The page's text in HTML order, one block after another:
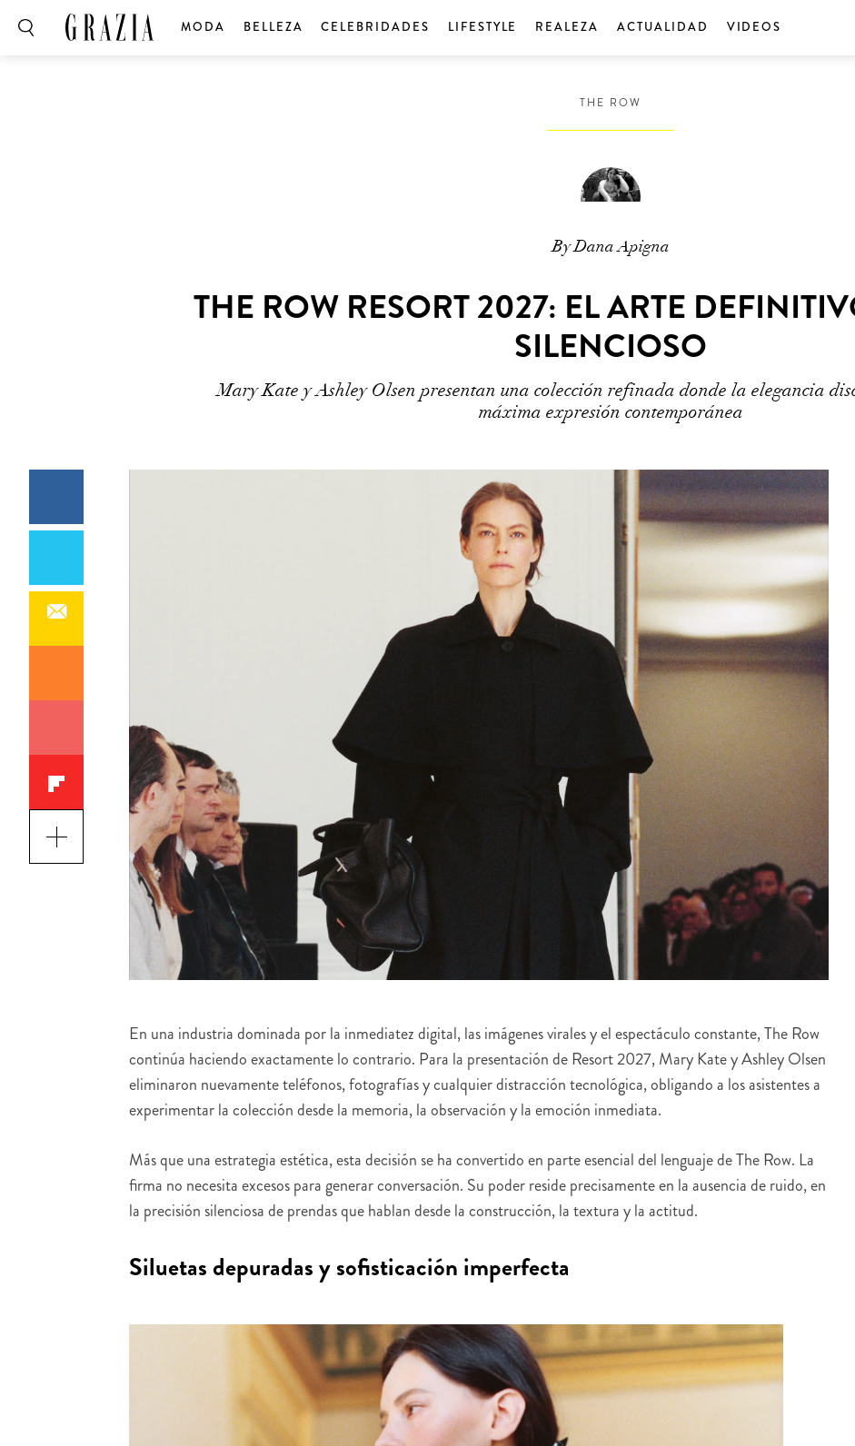
MODA BELLEZA CELEBRIDADES LIFESTYLE REALEZA ACTUALIDAD VIDEOS
THE ROW
By Dana Apigna
THE ROW RESORT 2027: EL ARTE
SILENCIOSO
Mary Kate y Ashley Olsen presentan una colección refinada donde la elegancia
máxima expresión contemporánea
En una industria dominada por la inmediatez digital, las imágenes virales y el espectáculo constante, The Row
continúa haciendo exactamente lo contrario. Para la presentación de Resort 2027, Mary Kate y Ashley Olsen
eliminaron nuevamente teléfonos, fotografías y cualquier distracción tecnológica, obligando a los asistentes a
experimentar la colección desde la memoria, la observación y la emoción inmediata.
Más que una estrategia estética, esta decisión se ha convertido en parte esencial del lenguaje de The Row. La
firma no necesita excesos para generar conversación. Su poder reside precisamente en la ausencia de ruido, en
la precisión silenciosa de prendas que hablan desde la construcción, la textura y la actitud.
Siluetas depuradas y sofisticación imperfecta